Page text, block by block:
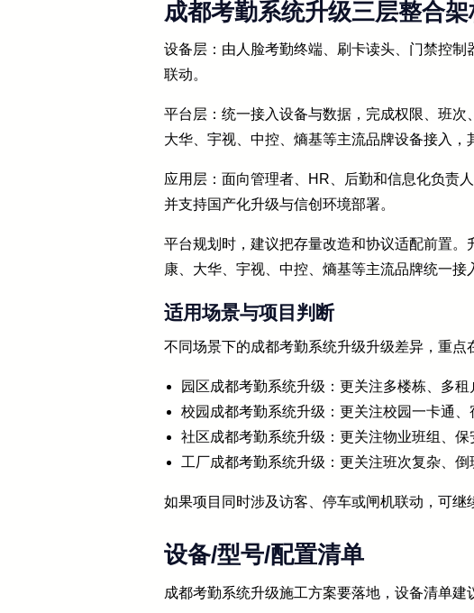
成都考勤系统升级三层整合架
设备层：由人脸考勤终端、刷卡读头、门禁控
联动。
平台层：统一接入设备与数据，完成权限、班次
大华、宇视、中控、熵基等主流品牌设备接入，
应用层：面向管理者、HR、后勤和信息化负责
并支持国产化升级与信创环境部署。
平台规划时，建议把存量改造和协议适配前置
康、大华、宇视、中控、熵基等主流品牌统一接
适用场景与项目判断
不同场景下的成都考勤系统升级升级差异，重点
园区成都考勤系统升级：更关注多楼栋、多
校园成都考勤系统升级：更关注校园一卡通
社区成都考勤系统升级：更关注物业班组、
工厂成都考勤系统升级：更关注班次复杂、
如果项目同时涉及访客、停车或闸机联动，可继
设备/型号/配置清单
成都考勤系统升级施工方案要落地，设备清单